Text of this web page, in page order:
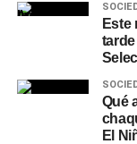
y asegurar la
funcionamiento
abastecimiento a
Lavalle distribuye
Lavalle, Juan
Río Bermejito.
Este
Qué
El